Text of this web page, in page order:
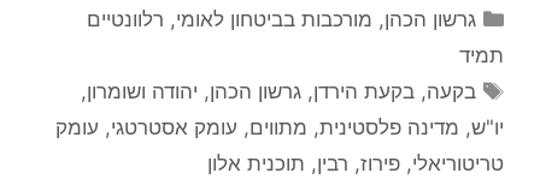
קטגוריות
גרשון הכהן, מורכבות בביטחון לאומי, רלוונטיים
תמיד
תגיות
בקעה,בקעת הירדן,גרשון הכהן, יהודה ושומרון,
יו"ש, מדינה פלסטינית, מתווים, עומק אסטרטגי, עומק
טריטוריאלי, פירוז, רבין, תוכנית אלון